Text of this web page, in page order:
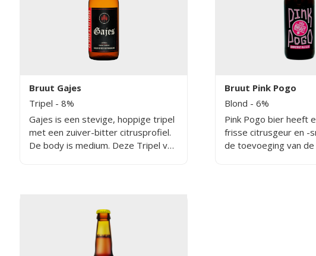
Bruut Gajes
Tripel - 8%
Gajes is een stevige, hoppige tripel
met een zuiver-bitter citrusprofiel.
De body is medium. Deze Tripel van
zoet, en met een mooie
gebalanceerde bitterheid in de
Bruut Pink Pogo
Blond - 6%
Pink Pogo bier heeft
frisse citrusgeur en -
de toevoeging van de